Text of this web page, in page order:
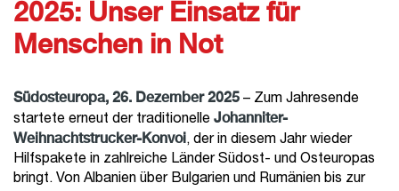
2025: Unser Einsatz für
Menschen in Not
Südosteuropa, 26. Dezember 2025 – Zum Jahresende
startete erneut der traditionelle Johanniter-
Weihnachtstrucker-Konvoi, der in diesem Jahr wieder
Hilfspakete in zahlreiche Länder Südost- und Osteuropas
bringt. Von Albanien über Bulgarien und Rumänien bis zur